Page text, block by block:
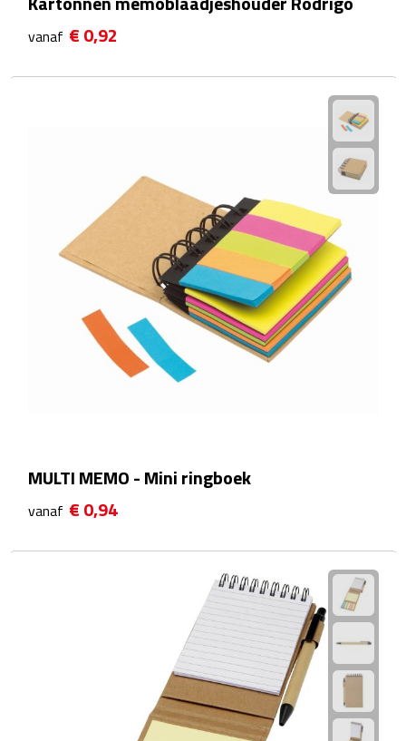
Gezondheid
Koelpacks
Kruiken
Massage
Pillendoosjes
vanaf € 0,92
MULTI MEMO - Mini ringboek
vanaf € 0,94